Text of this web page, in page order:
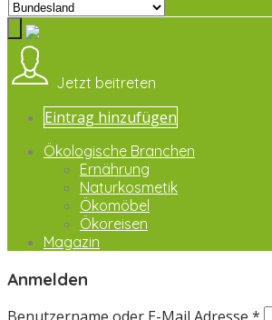
Jetzt beitreten
Eintrag hinzufügen
Ökologische Branchen
Ernährung
Naturkosmetik
Ökomöbel
Ökoreisen
Magazin
Anmelden